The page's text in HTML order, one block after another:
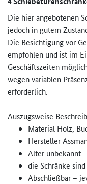
Die hier angebotenen
jedoch in gutem
Die Besichtigung vor
empfohlen und ist im
Geschäftszeiten
wegen variablen
erforderlich.
Auszugsweise
Material Holz,
Hersteller
Alter unbekannt
die Schränke
Abschließbar –